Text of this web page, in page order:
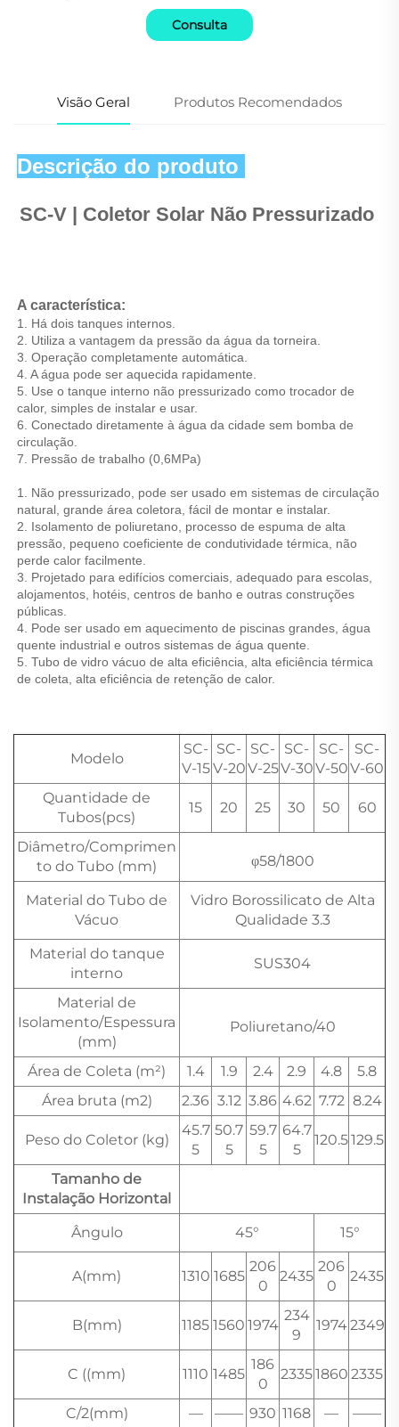
Consulta
Visão Geral Produtos Recomendados
Descrição do produto
SC-V | Coletor Solar Não Pressurizado
A característica:
1. Há dois tanques internos.
2. Utiliza a vantagem da pressão da água da torneira.
3. Operação completamente automática.
4. A água pode ser aquecida rapidamente.
5. Use o tanque interno não pressurizado como trocador de
calor, simples de instalar e usar.
6. Conectado diretamente à água da cidade sem bomba de
circulação.
7. Pressão de trabalho (0,6MPa)
1. Não pressurizado, pode ser usado em sistemas de circulação
natural, grande área coletora, fácil de montar e instalar.
2. Isolamento de poliuretano, processo de espuma de alta
pressão, pequeno coeficiente de condutividade térmica, não
perde calor facilmente.
3. Projetado para edifícios comerciais, adequado para escolas,
alojamentos, hotéis, centros de banho e outras construções
públicas.
4. Pode ser usado em aquecimento de piscinas grandes, água
quente industrial e outros sistemas de água quente.
5. Tubo de vidro vácuo de alta eficiência, alta eficiência térmica
de coleta, alta eficiência de retenção de calor.
Modelo
SC-
V-15
SC-
V-20
SC-
V-25
SC-
V-30
SC-
V-50
SC-
V-60
Quantidade de
Tubos(pcs)
15 20 25 30 50 60
Diâmetro/Comprimen
to do Tubo (mm)
φ58/1800
Material do Tubo de
Vácuo
Vidro Borossilicato de Alta
Qualidade 3.3
Material do tanque
interno
SUS304
Material de
Isolamento/Espessura
(mm)
Poliuretano/40
Área de Coleta (m²) 1.4 1.9 2.4 2.9 4.8
5.8
Área bruta (m2)
2.36 3.12 3.86 4.62 7.72 8.24
Peso do Coletor (kg)
45.7
5
50.7
5
59.7
5
64.7
5
120.5129.5
Tamanho de
Instalação Horizontal
Ângulo
45° 15°
A(mm) 1310 1685
206
0
2435
206
0
2435
B(mm) 1185 1560 1974
234
9
19742349
C ((mm) 1110 1485
186
0
23351860 2335
C/2(mm) — —— 930 1168 — ——